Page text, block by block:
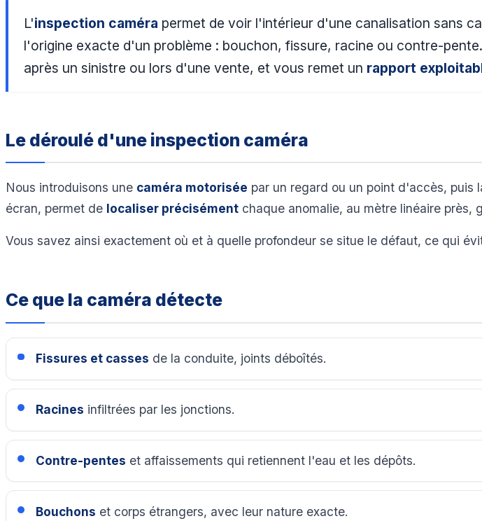
L'inspection caméra permet de voir l'intérieur d'une canalisation sans
l'origine exacte d'un problème : bouchon, fissure, racine ou contre-
après un sinistre ou lors d'une vente, et vous remet un rapport
Le déroulé d'une inspection caméra
Nous introduisons une caméra motorisée par un regard ou un point d'accès, puis
écran, permet de localiser précisément chaque anomalie, au mètre linéaire près,
Vous savez ainsi exactement où et à quelle profondeur se situe le défaut, ce qui
Ce que la caméra détecte
Fissures et casses de la conduite, joints déboîtés.
Racines infiltrées par les jonctions.
Contre-pentes et affaissements qui retiennent l'eau et les dépôts.
Bouchons et corps étrangers, avec leur nature exacte.